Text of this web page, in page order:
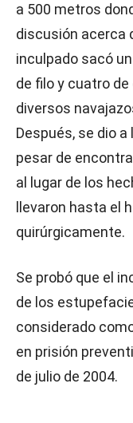
a 500 metros
discusión acerca
inculpado sacó
de filo y cuatro
diversos
Después, se dio
pesar de
al lugar de los
llevaron hasta el
quirúrgicamente.
Se probó que el
de los
considerado
en prisión
de julio de 2004.